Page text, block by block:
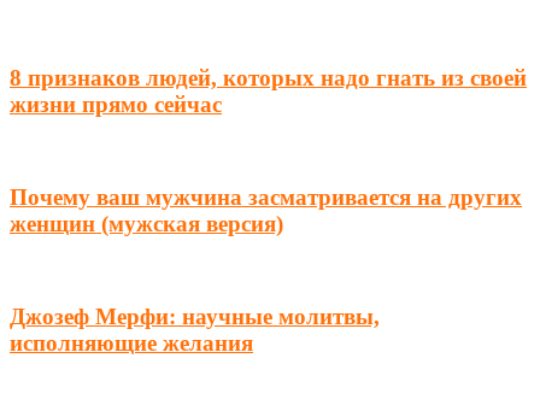
8 признаков людей, которых надо гнать из своей
жизни прямо сейчас
Почему ваш мужчина засматривается на других
женщин (мужская версия)
Джозеф Мерфи: научные молитвы,
исполняющие желания